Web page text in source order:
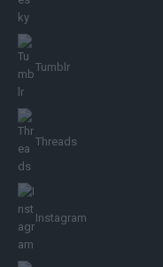
Tumblr
Threads
Instagram